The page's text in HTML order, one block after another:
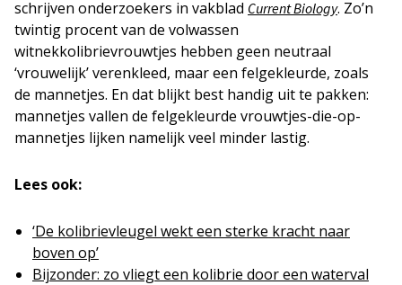
schrijven onderzoekers in vakblad Current Biology. Zo’n
twintig procent van de volwassen
witnekkolibrievrouwtjes hebben geen neutraal
‘vrouwelijk’ verenkleed, maar een felgekleurde, zoals
de mannetjes. En dat blijkt best handig uit te pakken:
mannetjes vallen de felgekleurde vrouwtjes-die-op-
mannetjes lijken namelijk veel minder lastig.
Lees ook:
‘De kolibrievleugel wekt een sterke kracht naar
boven op’
Bijzonder: zo vliegt een kolibrie door een waterval